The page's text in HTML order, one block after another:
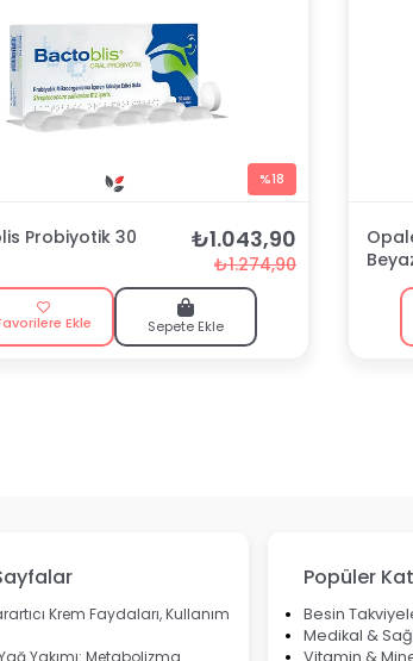
%18
Probiyotik 30 ₺1.043,90
₺1.274,90
Ekle Sepete Ekle
Krem Faydaları, Kullanım
Popüler
Besin
Medikal &